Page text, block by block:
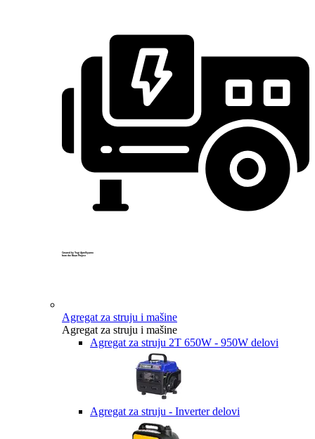
Created by Yogi Aprelliyanto
from the Noun Project
Agregat za struju i mašine
Agregat za struju i mašine
Agregat za struju 2T 650W - 950W delovi
Agregat za struju - Inverter delovi